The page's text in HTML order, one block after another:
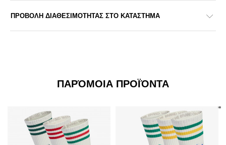
ΠΡΟΒΟΛΗ ΔΙΑΘΕΣΙΜΟΤΗΤΑΣ ΣΤΟ ΚΑΤΑΣΤΗΜΑ
ΠΑΡΌΜΟΙΑ ΠΡΟΪΌΝΤΑ